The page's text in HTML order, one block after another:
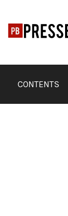
content
CONTENTS